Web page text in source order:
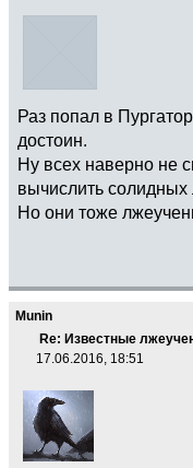
Раз попал в
достоин.
Ну всех наверно не
вычислить солидных
Но они тоже
Munin
Re: Известные
17.06.2016, 18:51